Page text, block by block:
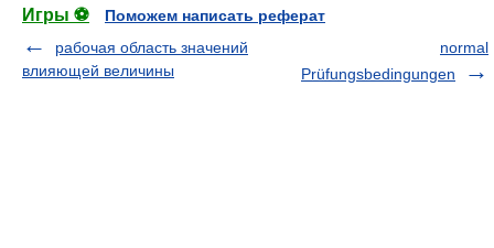
Игры ⚽
Поможем написать реферат
рабочая область значений
влияющей величины
normal
Prüfungsbedingungen